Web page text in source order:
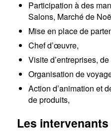
Participation à des
Salons, Marché de
Mise en place de
Chef d’œuvre,
Visite d’entreprises,
Organisation de
Action d’animation et
de produits,
Les intervenants